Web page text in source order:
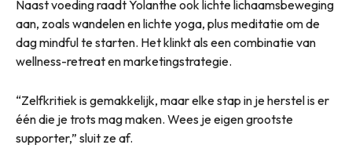
Naast voeding raadt Yolanthe ook lichte lichaamsbeweging
aan, zoals wandelen en lichte yoga, plus meditatie om de
dag mindful te starten. Het klinkt als een combinatie van
wellness-retreat en marketingstrategie.
“Zelfkritiek is gemakkelijk, maar elke stap in je herstel is er
één die je trots mag maken. Wees je eigen grootste
supporter,” sluit ze af.